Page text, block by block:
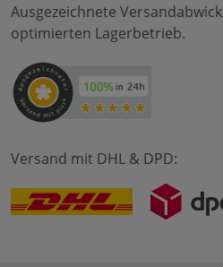
Ausgezeichnete
optimierten Lagerbetrieb.
Versand mit DHL & DPD: